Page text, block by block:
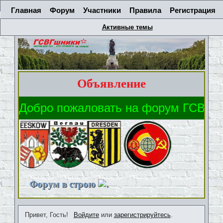
Главная Форум Участники Правила Регистрация
Активные темы
Объявление
Форум в строю .
Привет, Гость! Войдитеили зарегистрируйтесь.